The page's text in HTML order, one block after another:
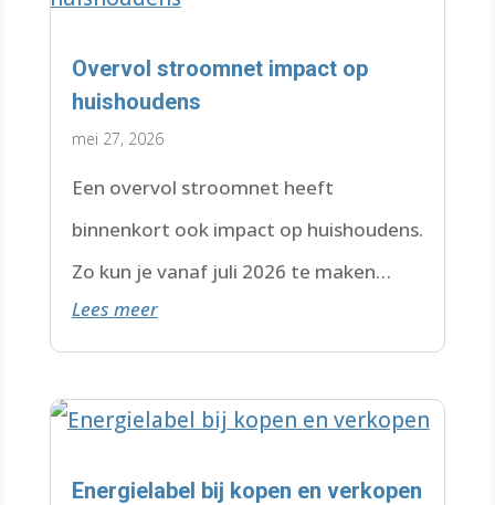
Overvol stroomnet impact op
huishoudens
mei 27, 2026
Een overvol stroomnet heeft
binnenkort ook impact op huishoudens.
Zo kun je vanaf juli 2026 te maken
krijgen met een wachtlijst.
Lees meer
Energielabel bij kopen en verkopen